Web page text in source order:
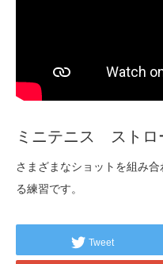
ミニテニス ストロ
さまざまなショットを組み
る練習です。
Tweet